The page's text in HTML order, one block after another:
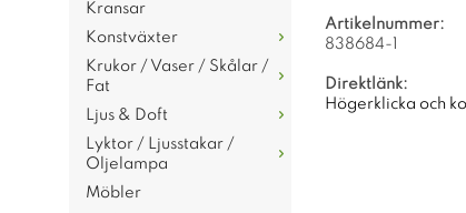
Kransar
Konstväxter
Krukor / Vaser / Skålar /
Fat
Ljus & Doft
Lyktor / Ljusstakar /
Oljelampa
Möbler
Artikelnummer:
838684-1
Direktlänk:
Högerklicka och